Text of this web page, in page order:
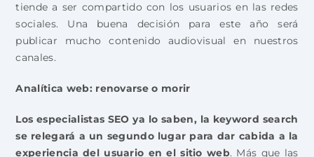
tiende a ser compartido con los usuarios en las redes
sociales. Una buena decisión para este año será
publicar mucho contenido audiovisual en nuestros
canales.
Analítica web: renovarse o morir
Los especialistas SEO ya lo saben, la keyword search
se relegará a un segundo lugar para dar cabida a la
experiencia del usuario en el sitio web. Más que las